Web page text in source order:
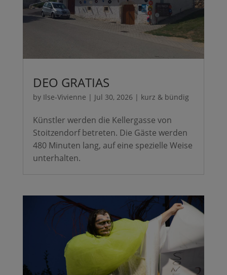
DEO GRATIAS
by Ilse-Vivienne | Jul 30, 2026 | kurz & bündig
Künstler werden die Kellergasse von
Stoitzendorf betreten. Die Gäste werden
480 Minuten lang, auf eine spezielle Weise
unterhalten.